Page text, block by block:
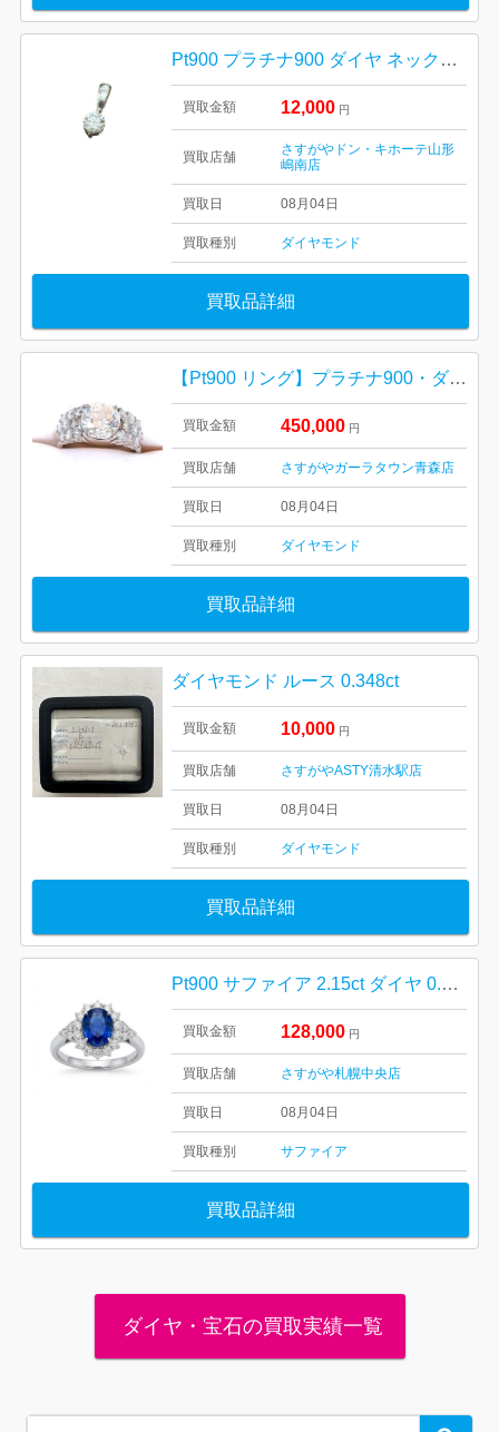
Pt900 プラチナ900 ダイヤ ネックレストップ 山形市
買取金額 12,000 円
買取店舗
さすがやドン・キホーテ山形
嶋南店
買取日 08月04日
買取種別 ダイヤモンド
買取品詳細
【Pt900 リング】プラチナ900・ダイヤモンド・リング・指輪・貴金属・アクセサリー・ジュエリー
買取金額 450,000 円
買取店舗 さすがやガーラタウン青森店
買取日 08月04日
買取種別 ダイヤモンド
買取品詳細
ダイヤモンド ルース 0.348ct
買取金額 10,000 円
買取店舗 さすがやASTY清水駅店
買取日 08月04日
買取種別 ダイヤモンド
買取品詳細
Pt900 サファイア 2.15ct ダイヤ 0.85ct リング
買取金額 128,000 円
買取店舗 さすがや札幌中央店
買取日 08月04日
買取種別 サファイア
買取品詳細
ダイヤ・宝石の買取実績一覧